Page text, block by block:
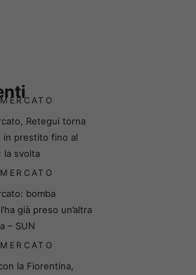
Retegui torna
in prestito fino al
la svolta
bomba
già preso un’altra
– SUN
la Fiorentina,